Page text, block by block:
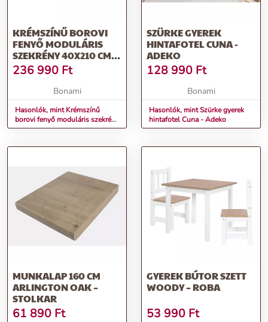
KRÉMSZÍNŰ BOROVI
FENYŐ MODULÁRIS
SZEKRÉNY 40X210 CM
BASU – WOOOD
236 990 Ft
Bonami
Hasonlók, mint Krémszínű
borovi fenyő moduláris szekrény
40x210 cm Basu – WOOOD
SZÜRKE GYEREK
HINTAFOTEL CUNA -
ADEKO
128 990 Ft
Bonami
Hasonlók, mint Szürke gyerek
hintafotel Cuna - Adeko
MUNKALAP 160 CM
ARLINGTON OAK –
STOLKAR
61 890 Ft
GYEREK BÚTOR SZETT
WOODY – ROBA
53 990 Ft